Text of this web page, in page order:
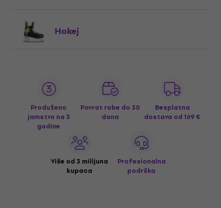
Hokej
Produženo
jamstvo na 3
godine
Povrat robe do 30
dana
Besplatna
dostava od 169 €
Više od 3 milijuna
kupaca
Profesionalna
podrška